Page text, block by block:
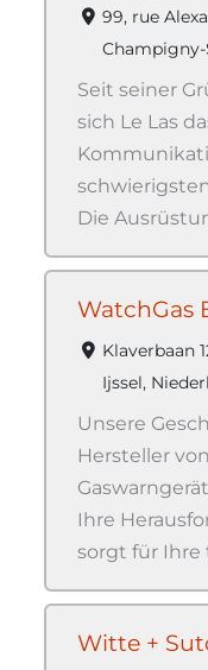
99, rue
Seit seiner
sich Le Las
Die
WatchGas
Klaverbaan
Ijssel,
Unsere
Hersteller
Ihre
sorgt für Ihre
Witte +